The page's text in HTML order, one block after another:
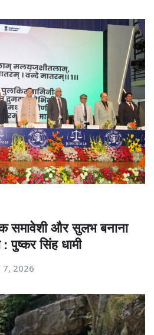
समावेशी और सुलभ बनाना
पुष्कर सिंह धामी
7, 2026